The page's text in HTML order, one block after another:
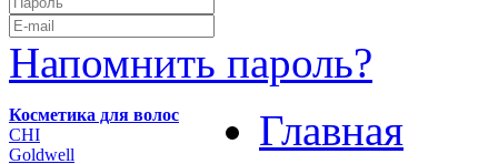
Напомнить пароль?
Косметика для волос
CHI
Goldwell
Главная